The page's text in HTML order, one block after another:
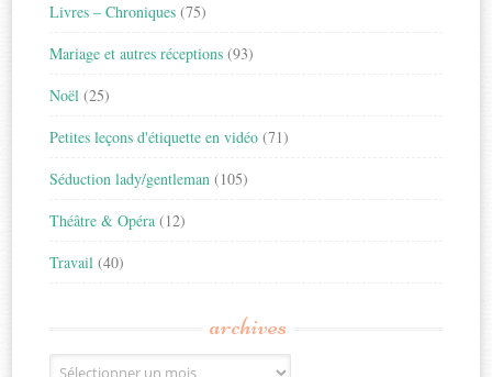
Livres – Chroniques (75)
Mariage et autres réceptions (93)
Noël (25)
Petites leçons d'étiquette en vidéo (71)
Séduction lady/gentleman (105)
Théâtre & Opéra (12)
Travail (40)
archives
Archives